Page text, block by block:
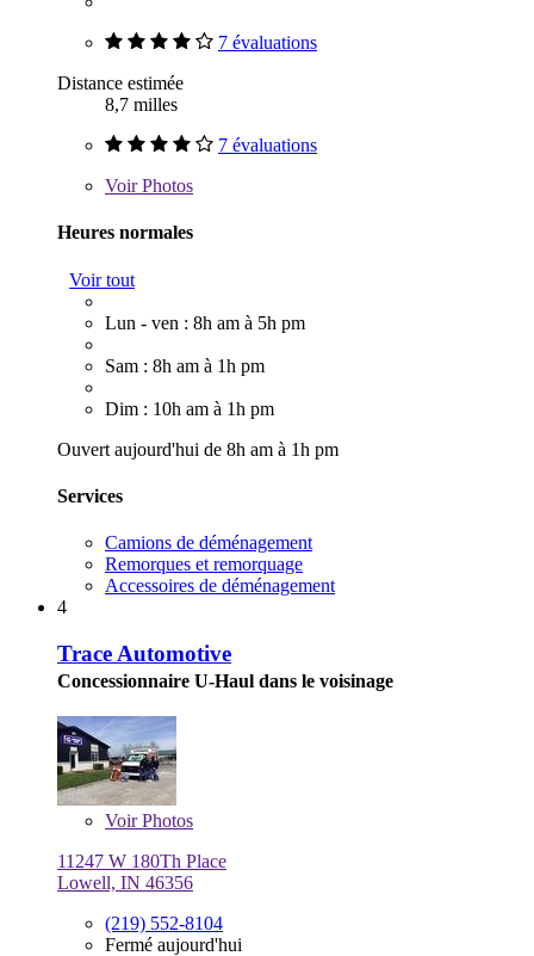
7 évaluations
Distance estimée
8,7 milles
7 évaluations
VoirPhotos
Heures normales
Voir tout
Lun - ven : 8h am à 5h pm
Sam : 8h am à 1h pm
Dim : 10h am à 1h pm
Ouvert aujourd'hui de 8h am à 1h pm
Services
Camions de déménagement
Remorques et remorquage
Accessoires de déménagement
4
Trace Automotive
Concessionnaire U-Haul dans le voisinage
VoirPhotos
11247 W 180Th Place
Lowell, IN 46356
(219) 552-8104
Fermé aujourd'hui